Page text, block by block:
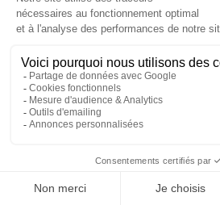
Le solaire
Le biogaz
Actualités et média
Donnéespersonnelles
Notre démarche
Mentions légales
Les sites web du groupe